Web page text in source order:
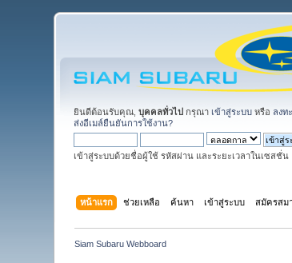
ยินดีต้อนรับคุณ,บุคคลทั่วไป กรุณา เข้าสู่ระบบ หรือ ลงท
ส่งอีเมล์ยืนยันการใช้งาน?
เข้าสู่ระบบด้วยชื่อผู้ใช้ รหัสผ่าน และระยะเวลาในเซสชั่น
หน้าแรก ช่วยเหลือ ค้นหา เข้าสู่ระบบ สมัครสม
Siam Subaru Webboard